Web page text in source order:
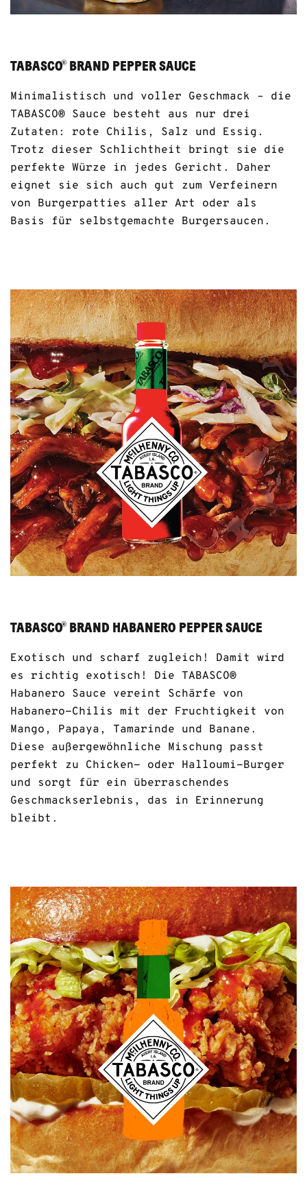
TABASCO® BRAND PEPPER SAUCE
Minimalistisch und voller Geschmack – die
TABASCO® Sauce besteht aus nur drei
Zutaten: rote Chilis, Salz und Essig.
Trotz dieser Schlichtheit bringt sie die
perfekte Würze in jedes Gericht. Daher
eignet sie sich auch gut zum Verfeinern
von Burgerpatties aller Art oder als
Basis für selbstgemachte Burgersaucen.
TABASCO® BRAND HABANERO PEPPER SAUCE
Exotisch und scharf zugleich! Damit wird
es richtig exotisch! Die TABASCO®
Habanero Sauce vereint Schärfe von
Habanero-Chilis mit der Fruchtigkeit von
Mango, Papaya, Tamarinde und Banane.
Diese außergewöhnliche Mischung passt
perfekt zu Chicken- oder Halloumi-Burger
und sorgt für ein überraschendes
Geschmackserlebnis, das in Erinnerung
bleibt.